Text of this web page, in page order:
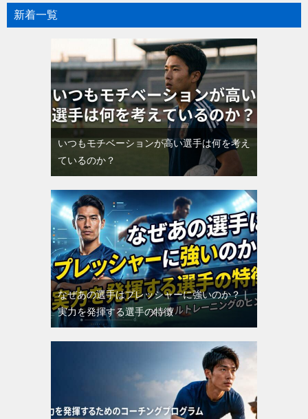
新着一覧
いつもモチベーションが高い選手は何を考え
ているのか？
なぜあの選手はプレッシャーに強いのか？｜
実力を発揮する選手の特徴